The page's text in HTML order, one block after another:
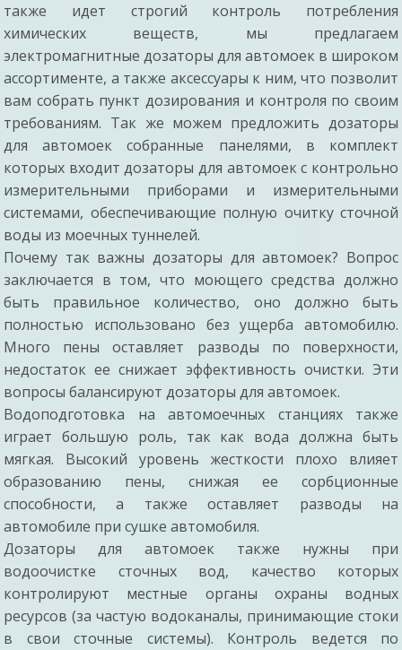
также идет строгий контроль потребления
химических веществ, мы предлагаем
электромагнитные дозаторы для автомоек в широком
ассортименте, а также аксессуары к ним, что позволит
вам собрать пункт дозирования и контроля по своим
требованиям. Так же можем предложить дозаторы
для автомоек собранные панелями, в комплект
которых входит дозаторы для автомоек с контрольно
измерительными приборами и измерительными
системами, обеспечивающие полную очитку сточной
воды из моечных туннелей.
Почему так важны дозаторы для автомоек? Вопрос
заключается в том, что моющего средства должно
быть правильное количество, оно должно быть
полностью использовано без ущерба автомобилю.
Много пены оставляет разводы по поверхности,
недостаток ее снижает эффективность очистки. Эти
вопросы балансируют дозаторы для автомоек.
Водоподготовка на автомоечных станциях также
играет большую роль, так как вода должна быть
мягкая. Высокий уровень жесткости плохо влияет
образованию пены, снижая ее сорбционные
способности, а также оставляет разводы на
автомобиле при сушке автомобиля.
Дозаторы для автомоек также нужны при
водоочистке сточных вод, качество которых
контролируют местные органы охраны водных
ресурсов (за частую водоканалы, принимающие стоки
в свои сточные системы). Контроль ведется по